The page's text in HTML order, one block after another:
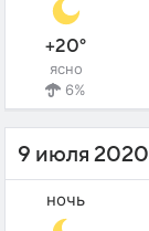
+20°
ясно
6%
9 июля 2020
ночь